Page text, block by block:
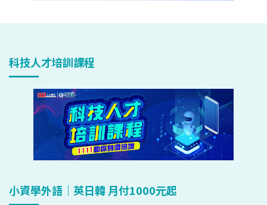
科技人才培訓課程
小資學外語｜英日韓 月付1000元起